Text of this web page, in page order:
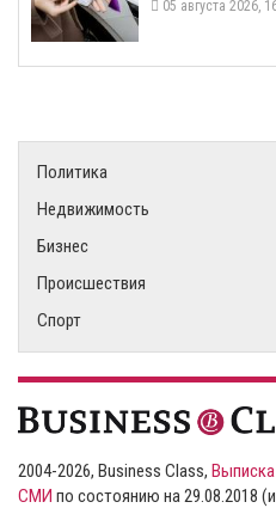
05 августа 2026,
Политика
Недвижимость
Бизнес
Происшествия
Спорт
2004-2026, Business Class, Выписка
СМИ по состоянию на 29.08.2018